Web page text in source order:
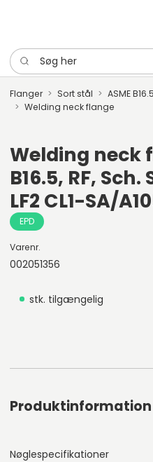
Søg her
Flanger Sort stål ASME B16.5
Welding neck flange
Welding neck
B16.5, RF,
LF2 CL1-SA/
EPD
Varenr.
002051356
stk. tilgængelig
Produktinformation
Nøglespecifikationer